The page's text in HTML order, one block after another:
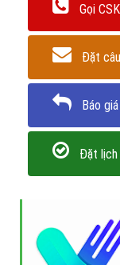
Gọi
Đặt
Báo
Đặt lịch